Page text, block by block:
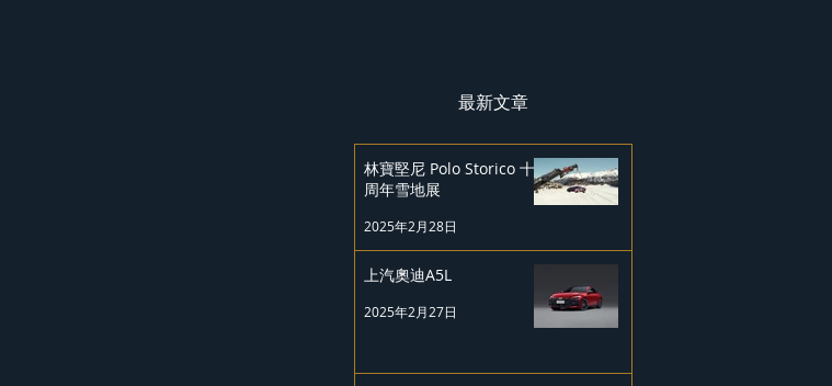
最新文章
林寶堅尼 Polo Storico 十
周年雪地展
2025年2月28日
上汽奧迪A5L
2025年2月27日